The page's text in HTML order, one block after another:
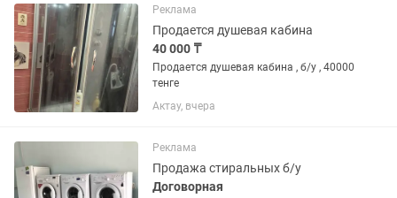
Реклама
Продается душевая кабина
40 000 ₸
Продается душевая кабина , б/у , 40000
тенге
Актау, вчера
Реклама
Продажа стиральных б/у
Договорная